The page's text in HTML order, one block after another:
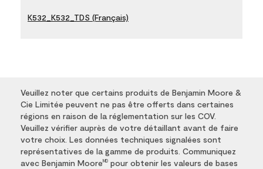
K532_K532_TDS (Français)
Veuillez noter que certains produits de Benjamin Moore &
Cie Limitée peuvent ne pas être offerts dans certaines
régions en raison de la réglementation sur les COV.
Veuillez vérifier auprès de votre détaillant avant de faire
votre choix. Les données techniques signalées sont
représentatives de la gamme de produits. Communiquez
avec Benjamin Moore MD pour obtenir les valeurs de bases